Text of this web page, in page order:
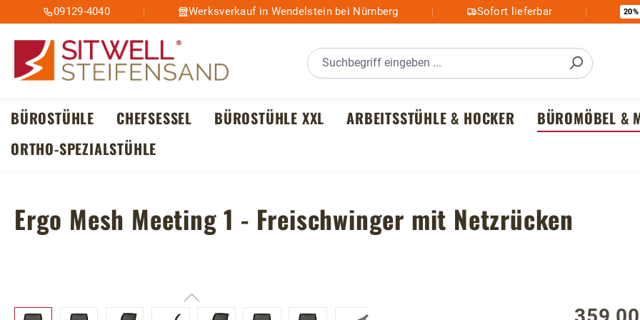
Hauptinhalt springen
Zur Suche springen
Zur Hauptnavigation springen
09129-4040 Werksverkauf in Wendelstein bei Nürnberg Sofort lieferbar 20%
BÜROSTÜHLE CHEFSESSEL BÜROSTÜHLE XXL ARBEITSSTÜHLE & HOCKER BÜROMÖBEL &
ORTHO-SPEZIALSTÜHLE
Ergo Mesh Meeting 1 - Freischwinger mit Netzrücken
Bildergalerie überspringen Regulärer